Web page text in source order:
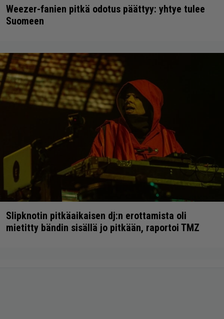
Weezer-fanien pitkä odotus päättyy: yhtye tulee
Suomeen
Slipknotin pitkäaikaisen dj:n erottamista oli
mietitty bändin sisällä jo pitkään, raportoi TMZ